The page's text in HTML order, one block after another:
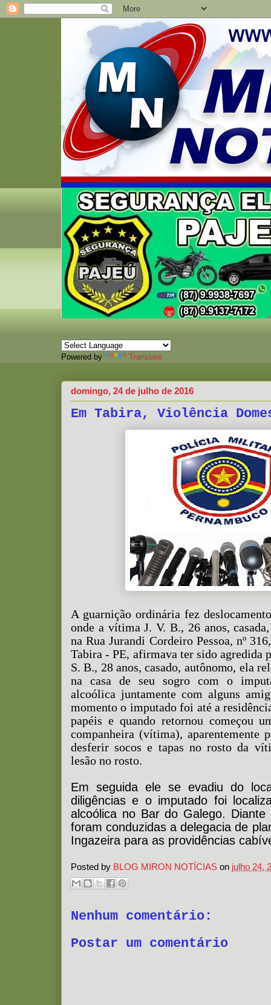
Powered by Translate
domingo, 24 de julho de 2016
Em Tabira, Violência
A guarnição ordinária fez
onde a vítima J. V. B., 26 anos,
na Rua Jurandi Cordeiro Pessoa, nº
Tabira - PE, afirmava ter sido agredida
S. B., 28 anos, casado, autônomo, ela
na casa de seu sogro com o
alcoólica juntamente com alguns
momento o imputado foi até a
papéis e quando retornou começou
companheira (vítima), aparentemente
desferir socos e tapas no rosto da
lesão no rosto.
Em seguida ele se evadiu do
diligências e o imputado foi
alcoólica no Bar do Galego.
foram conduzidas a delegacia de
Ingazeira para as providências
Posted by BLOG MIRON NOTÍCIAS on julho 24,
Nenhum comentário:
Postar um comentário